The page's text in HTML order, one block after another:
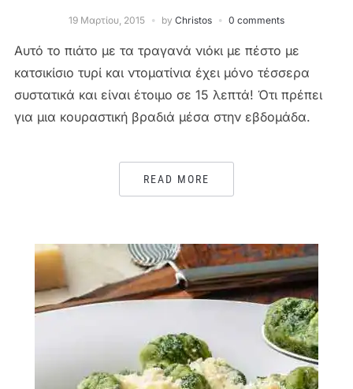
19 Μαρτίου, 2015 by Christos 0 comments
Αυτό το πιάτο με τα τραγανά νιόκι με πέστο με
κατσικίσιο τυρί και ντοματίνια έχει μόνο τέσσερα
συστατικά και είναι έτοιμο σε 15 λεπτά! Ότι πρέπει
για μια κουραστική βραδιά μέσα στην εβδομάδα.
READ MORE